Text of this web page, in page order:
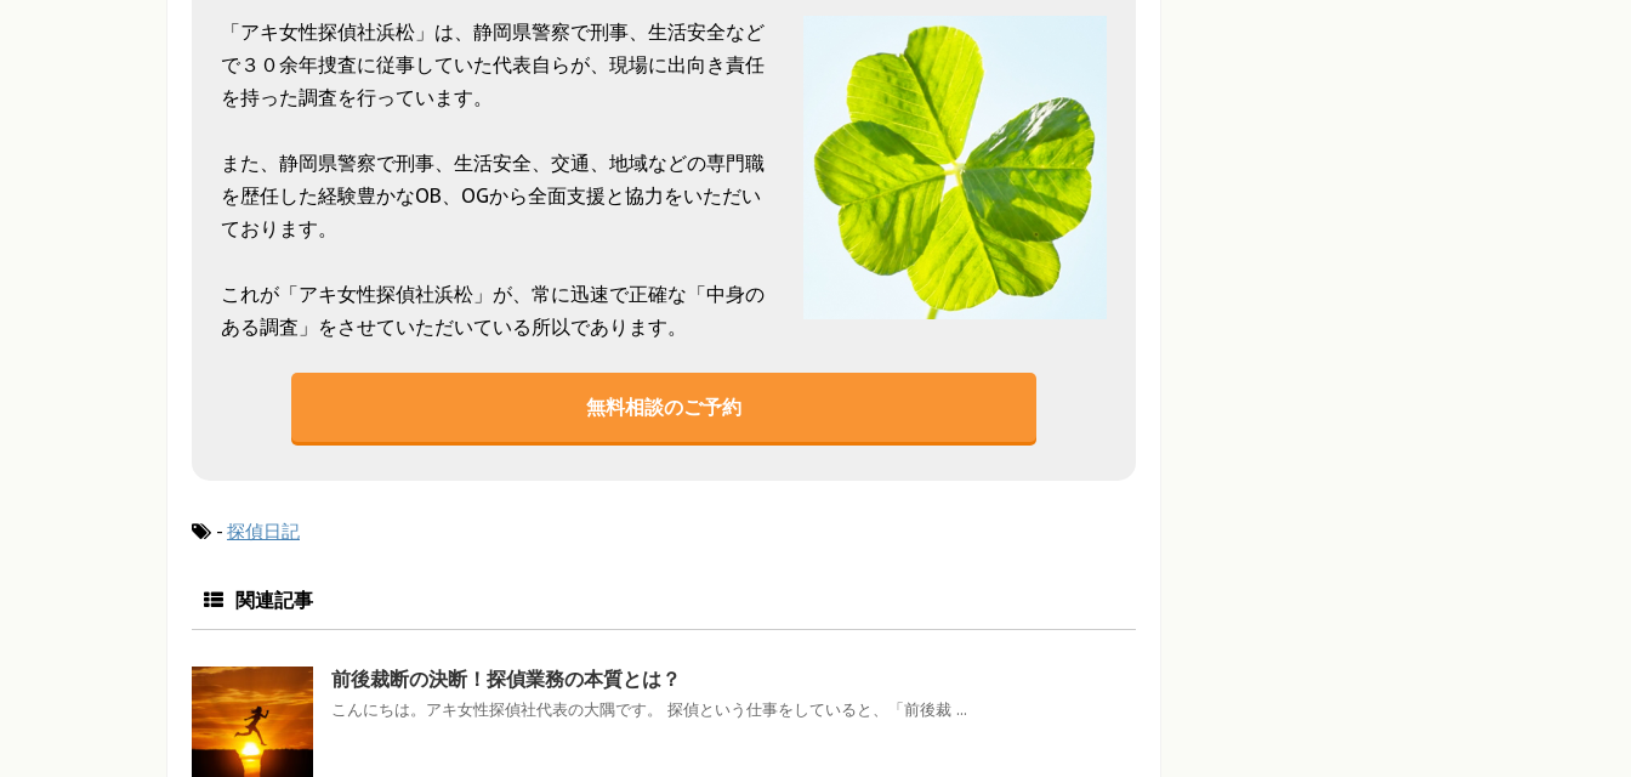
「アキ女性探偵社浜松」は、静岡県警察で刑事、生活安全など
で３０余年捜査に従事していた代表自らが、現場に出向き責任
を持った調査を行っています。
また、静岡県警察で刑事、生活安全、交通、地域などの専門職
を歴任した経験豊かなOB、OGから全面支援と協力をいただい
ております。
これが「アキ女性探偵社浜松」が、常に迅速で正確な「中身の
ある調査」をさせていただいている所以であります。
無料相談のご予約
- 探偵日記
関連記事
前後裁断の決断！探偵業務の本質とは？
こんにちは。アキ女性探偵社代表の大隅です。 探偵という仕事をしていると、「前後裁 ...